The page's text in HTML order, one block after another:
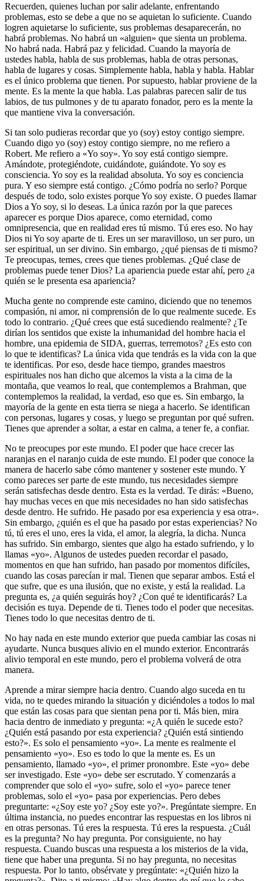
Recuerden, quienes luchan por salir adelante, enfrentando
problemas, esto se debe a que no se aquietan lo suficiente. Cuando
logren aquietarse lo suficiente, sus problemas desaparecerán, no
habrá problemas. No habrá un «alguien» que sienta un problema.
No habrá nada. Habrá paz y felicidad. Cuando la mayoría de
ustedes habla, habla de sus problemas, habla de otras personas,
habla de lugares y cosas. Simplemente habla, habla y habla. Hablar
es el único problema que tienen. Por supuesto, hablar proviene de la
mente. Es la mente la que habla. Las palabras parecen salir de tus
labios, de tus pulmones y de tu aparato fonador, pero es la mente la
que mantiene viva la conversación.
Si tan solo pudieras recordar que yo (soy) estoy contigo siempre.
Cuando digo yo (soy) estoy contigo siempre, no me refiero a
Robert. Me refiero a «Yo soy». Yo soy está contigo siempre.
Amándote, protegiéndote, cuidándote, guiándote. Yo soy es
consciencia. Yo soy es la realidad absoluta. Yo soy es conciencia
pura. Y eso siempre está contigo. ¿Cómo podría no serlo? Porque
después de todo, solo existes porque Yo soy existe. O puedes llamar
Dios a Yo soy, si lo deseas. La única razón por la que pareces
aparecer es porque Dios aparece, como eternidad, como
omnipresencia, que en realidad eres tú mismo. Tú eres eso. No hay
Dios ni Yo soy aparte de ti. Eres un ser maravilloso, un ser puro, un
ser espiritual, un ser divino. Sin embargo, ¿qué piensas de ti mismo?
Te preocupas, temes, crees que tienes problemas. ¿Qué clase de
problemas puede tener Dios? La apariencia puede estar ahí, pero ¿a
quién se le presenta esa apariencia?
Mucha gente no comprende este camino, diciendo que no tenemos
compasión, ni amor, ni comprensión de lo que realmente sucede. Es
todo lo contrario. ¿Qué crees que está sucediendo realmente? ¿Te
dirían los sentidos que existe la inhumanidad del hombre hacia el
hombre, una epidemia de SIDA, guerras, terremotos? ¿Es esto con
lo que te identificas? La única vida que tendrás es la vida con la que
te identificas. Por eso, desde hace tiempo, grandes maestros
espirituales nos han dicho que alcemos la vista a la cima de la
montaña, que veamos lo real, que contemplemos a Brahman, que
contemplemos la realidad, la verdad, eso que es. Sin embargo, la
mayoría de la gente en esta tierra se niega a hacerlo. Se identifican
con personas, lugares y cosas, y luego se preguntan por qué sufren.
Tienes que aprender a soltar, a estar en calma, a tener fe, a confiar.
No te preocupes por este mundo. El poder que hace crecer las
naranjas en el naranjo cuida de este mundo. El poder que conoce la
manera de hacerlo sabe cómo mantener y sostener este mundo. Y
como pareces ser parte de este mundo, tus necesidades siempre
serán satisfechas desde dentro. Esta es la verdad. Te dirás: «Bueno,
hay muchas veces en que mis necesidades no han sido satisfechas
desde dentro. He sufrido. He pasado por esa experiencia y esa otra».
Sin embargo, ¿quién es el que ha pasado por estas experiencias? No
tú, tú eres el uno, eres la vida, el amor, la alegría, la dicha. Nunca
has sufrido. Sin embargo, sientes que algo ha estado sufriendo, y lo
llamas «yo». Algunos de ustedes pueden recordar el pasado,
momentos en que han sufrido, han pasado por momentos difíciles,
cuando las cosas parecían ir mal. Tienen que separar ambos. Está el
que sufre, que es una ilusión, que no existe, y está la realidad. La
pregunta es, ¿a quién seguirás hoy? ¿Con qué te identificarás? La
decisión es tuya. Depende de ti. Tienes todo el poder que necesitas.
Tienes todo lo que necesitas dentro de ti.
No hay nada en este mundo exterior que pueda cambiar las cosas ni
ayudarte. Nunca busques alivio en el mundo exterior. Encontrarás
alivio temporal en este mundo, pero el problema volverá de otra
manera.
Aprende a mirar siempre hacia dentro. Cuando algo suceda en tu
vida, no te quedes mirando la situación y diciéndoles a todos lo mal
que están las cosas para que sientan pena por ti. Más bien, mira
hacia dentro de inmediato y pregunta: «¿A quién le sucede esto?
¿Quién está pasando por esta experiencia? ¿Quién está sintiendo
esto?». Es solo el pensamiento «yo». La mente es realmente el
pensamiento «yo». Eso es todo lo que la mente es. Es un
pensamiento, llamado «yo», el primer pronombre. Este «yo» debe
ser investigado. Este «yo» debe ser escrutado. Y comenzarás a
comprender que solo el «yo» sufre, solo el «yo» parece tener
problemas, solo el «yo» pasa por experiencias. Pero debes
preguntarte: «¿Soy este yo? ¿Soy este yo?». Pregúntate siempre. En
última instancia, no puedes encontrar las respuestas en los libros ni
en otras personas. Tú eres la respuesta. Tú eres la respuesta. ¿Cuál
es la pregunta? No hay pregunta. Por consiguiente, no hay
respuesta. Cuando buscas una respuesta a los misterios de la vida,
tiene que haber una pregunta. Si no hay pregunta, no necesitas
respuesta. Por lo tanto, obsérvate y pregúntate: «¿Quién hizo la